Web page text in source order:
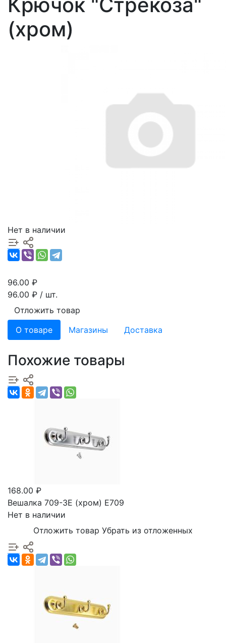
(хром)
Нет в наличии
96.00 ₽
96.00 ₽ / шт.
Отложить товар
О товаре
Магазины Доставка
Похожие товары
168.00 ₽
Вешалка 709-3Е (хром) Е709
Нет в наличии
Отложить товар Убрать из отложенных